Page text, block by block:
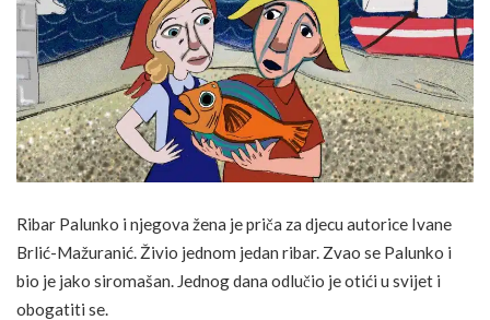
Ribar Palunko i njegova žena je priča za djecu autorice Ivane
Brlić-Mažuranić. Živio jednom jedan ribar. Zvao se Palunko i
bio je jako siromašan. Jednog dana odlučio je otići u svijet i
obogatiti se.